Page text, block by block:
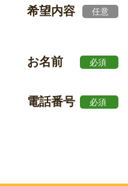
希望内容 任意
お名前 必須
電話番号 必須